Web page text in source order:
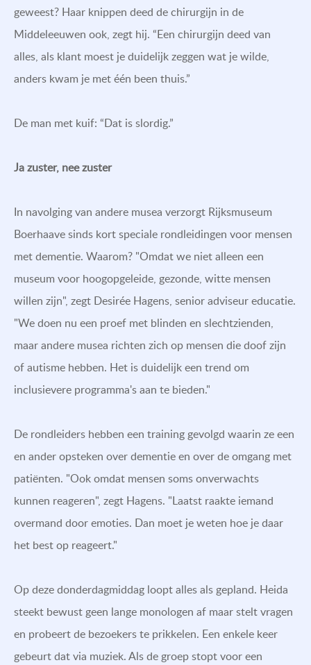
geweest? Haar knippen deed de chirurgijn in de
Middeleeuwen ook, zegt hij. “Een chirurgijn deed van
alles, als klant moest je duidelijk zeggen wat je wilde,
anders kwam je met één been thuis.”
De man met kuif: “Dat is slordig.”
Ja zuster, nee zuster
In navolging van andere musea verzorgt Rijksmuseum
Boerhaave sinds kort speciale rondleidingen voor mensen
met dementie. Waarom? "Omdat we niet alleen een
museum voor hoogopgeleide, gezonde, witte mensen
willen zijn", zegt Desirée Hagens, senior adviseur educatie.
"We doen nu een proef met blinden en slechtzienden,
maar andere musea richten zich op mensen die doof zijn
of autisme hebben. Het is duidelijk een trend om
inclusievere programma's aan te bieden."
De rondleiders hebben een training gevolgd waarin ze een
en ander opsteken over dementie en over de omgang met
patiënten. "Ook omdat mensen soms onverwachts
kunnen reageren", zegt Hagens. "Laatst raakte iemand
overmand door emoties. Dan moet je weten hoe je daar
het best op reageert."
Op deze donderdagmiddag loopt alles als gepland. Heida
steekt bewust geen lange monologen af maar stelt vragen
en probeert de bezoekers te prikkelen. Een enkele keer
gebeurt dat via muziek. Als de groep stopt voor een